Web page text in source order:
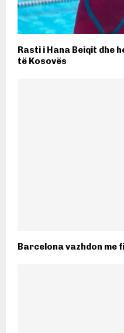
Rasti i Hana Beiqit dhe
të Kosovës
Barcelona vazhdon me